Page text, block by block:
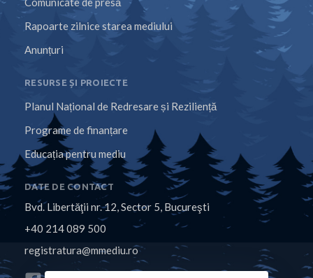
Rapoarte zilnice starea mediului
Anunțuri
RESURSE ȘI PROIECTE
Planul Național de Redresare și Reziliență
Programe de finanțare
Educația pentru mediu
DATE DE CONTACT
Bvd. Libertăţii nr. 12, Sector 5, Bucureşti
+40 214 089 500
registratura@mmediu.ro